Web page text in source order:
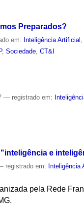
Preparados?
em: Inteligência Artificial
,Sociedade,CT&I
— registrado em:
e
registrado em: Inteligência
pela Rede